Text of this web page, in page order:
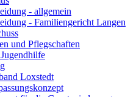
- allgemein
- Familiengericht Langen
und Pflegschaften
Loxstedt